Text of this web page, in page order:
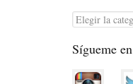
Categorías
Sígueme en